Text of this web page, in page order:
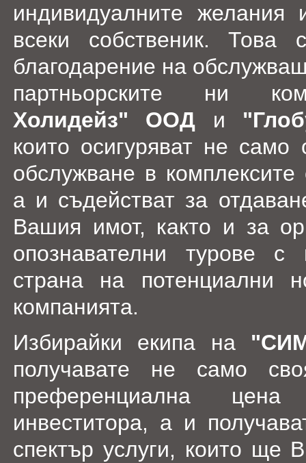
индивидуалните желания
всеки собственик. Това
благодарение на
партньорските ни
Холидейз" ООД и
които осигуряват не само
обслужване в комплексите
а и съдействат за
Вашия имот, както и за
опознавателни турове с
страна на потенциални
компанията.
Избирайки екипа на
получавате не само
преференциална
инвеститора, а и
спектър услуги, които ще